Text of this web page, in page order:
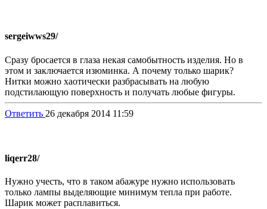
sergeiwws29/
Сразу бросается в глаза некая самобытность изделия. Но в
этом и заключается изюминка. А почему только шарик?
Нитки можно хаотически разбрасывать на любую
подстилающую поверхность и получать любые фигуры.
Ответить 26 декабря 2014 11:59
liqerr28/
Нужно учесть, что в таком абажуре нужно использовать
только лампы выделяющие минимум тепла при работе.
Шарик может расплавиться.